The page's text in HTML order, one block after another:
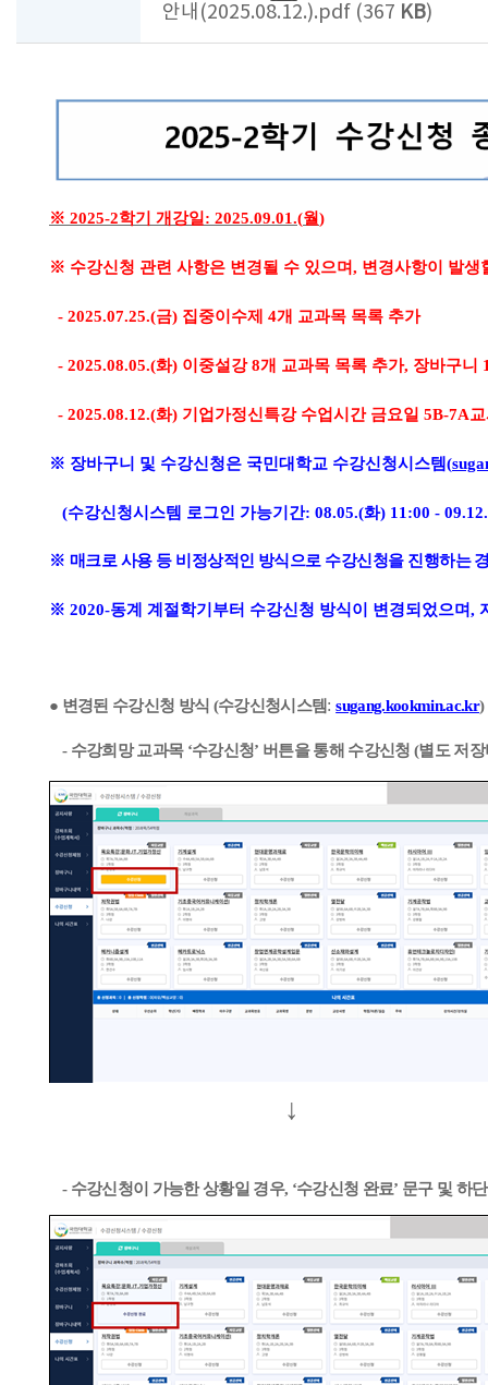
안내(2025.08.12.).pdf (367 KB)
※ 2025-2학기 개강일 : 2025.09.01.(월)
※ 수강신청 관련 사항은 변경될 수 있으며, 변경사항이 발생
- 2025.07.25.(금) 집중이수제 4개 교과목 목록 추가
- 2025.08.05.(화) 이중설강 8개 교과목 목록 추가, 장바구
- 2025.08.12.(화) 기업가정신특강 수업시간 금요일 5B-7A
※ 장바구니 및 수강신청은 국민대학교 수강신청시스템(
(수강신청시스템 로그인 가능기간: 08.05.(화) 11:00 -
※ 매크로 사용 등 비정상적인 방식으로 수강신청을 진행하는
※ 2020-동계 계절학기부터 수강신청 방식이 변경되었으며,
● 변경된 수강신청 방식 (수강신청시스템:sugang.kookmin.ac.kr)
- 수강희망 교과목 ‘수강신청’ 버튼을 통해 수강신청(별도 저
↓
- 수강신청이 가능한 상황일 경우, ‘수강신청 완료’ 문구 및 하